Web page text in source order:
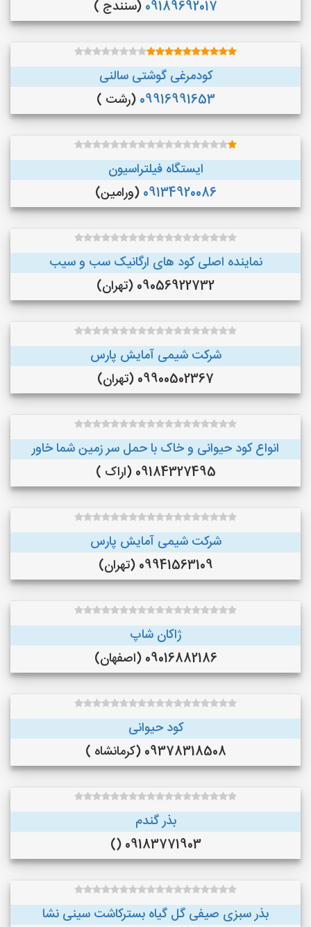
09189692017 (سنندج )
کودمرغی گوشتی سالنی
09916991653 (رشت )
ایستگاه فیلتراسیون
09134920086 (ورامین)
نماینده اصلی کود های ارگانیک سب و سیب
09056922732 (تهران)
شرکت شیمی آمایش پارس
09900502367 (تهران)
انواع کود حیوانی و خاک با حمل سر زمین شما خاور
09184327495 (اراک )
شرکت شیمی آمایش پارس
09941563109 (تهران)
ژاکان شاپ
09016882186 (اصفهان)
کود حیوانی
09378318508 (کرمانشاه )
بذر گندم
09183771903 ()
بذر سبزی صیفی گل گیاه بسترکاشت سینی نشا